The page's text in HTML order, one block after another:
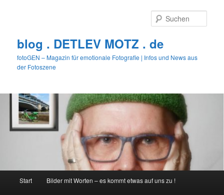
blog . DETLEV MOTZ . de
fotoGEN – Magazin für emotionale Fotografie | Infos und News aus
der Fotoszene
Start Bilder mit Worten – es kommt etwas auf uns zu !